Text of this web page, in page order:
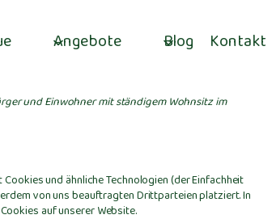
Angebote Blog Kontakt
und Einwohner mit ständigem Wohnsitz im
und ähnliche Technologien (der Einfachheit
von uns beauftragten Drittparteien platziert. In
auf unserer Website.